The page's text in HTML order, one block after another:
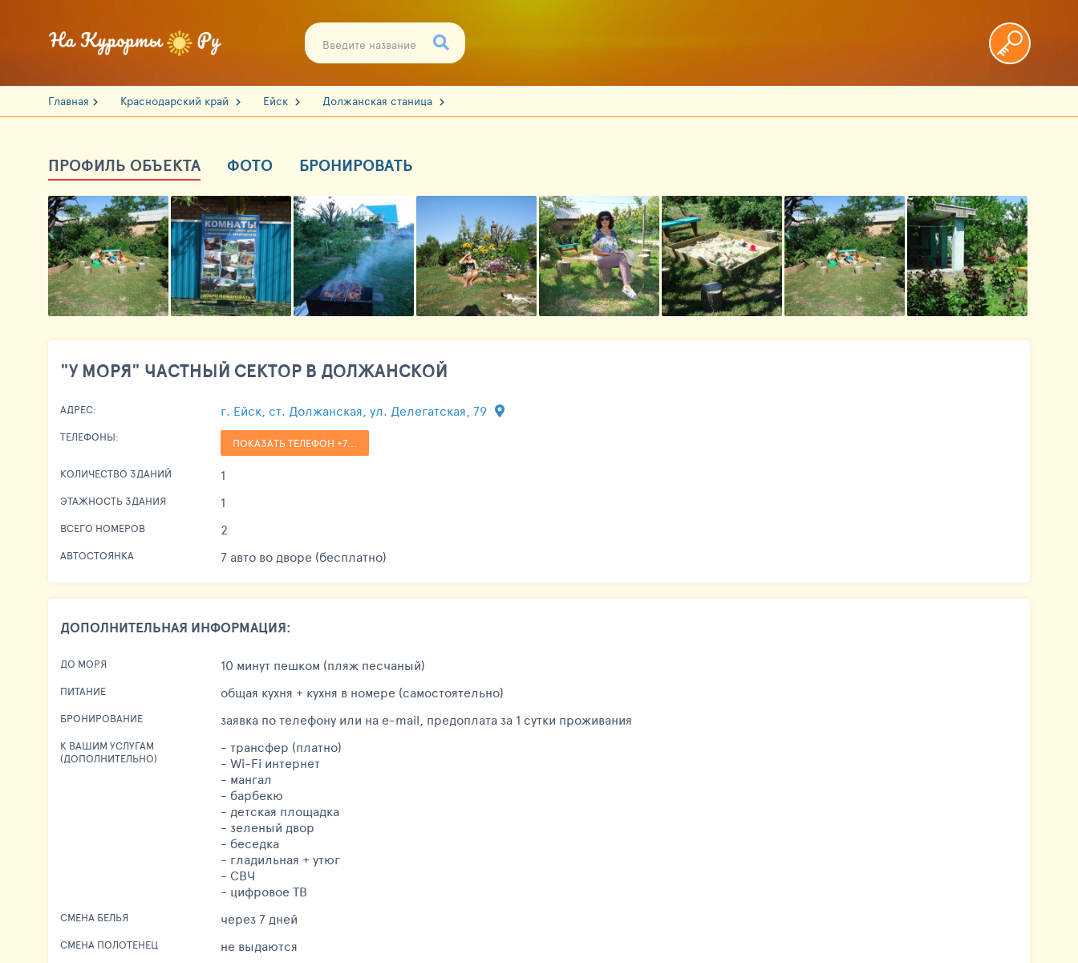
Главная Краснодарский край Ейск Должанская станица
ПРОФИЛЬ ОБЪЕКТА ФОТО БРОНИРОВАТЬ
"У МОРЯ" ЧАСТНЫЙ СЕКТОР В ДОЛЖАНСКОЙ
АДРЕС: г. Ейск, ст. Должанская, ул. Делегатская, 79
ТЕЛЕФОНЫ: ПОКАЗАТЬ ТЕЛЕФОН +7...
КОЛИЧЕСТВО ЗДАНИЙ 1
ЭТАЖНОСТЬ ЗДАНИЯ 1
ВСЕГО НОМЕРОВ 2
АВТОСТОЯНКА 7 авто во дворе (бесплатно)
ДОПОЛНИТЕЛЬНАЯ ИНФОРМАЦИЯ:
ДО МОРЯ 10 минут пешком (пляж песчаный)
ПИТАНИЕ общая кухня + кухня в номере (самостоятельно)
БРОНИРОВАНИЕ заявка по телефону или на e-mail, предоплата за 1 сутки проживания
К ВАШИМ УСЛУГАМ
(ДОПОЛНИТЕЛЬНО)
- трансфер (платно)
- Wi-Fi интернет
- мангал
- барбекю
- детская площадка
- зеленый двор
- беседка
- гладильная + утюг
- СВЧ
- цифровое ТВ
СМЕНА БЕЛЬЯ через 7 дней
СМЕНА ПОЛОТЕНЕЦ не выдаются